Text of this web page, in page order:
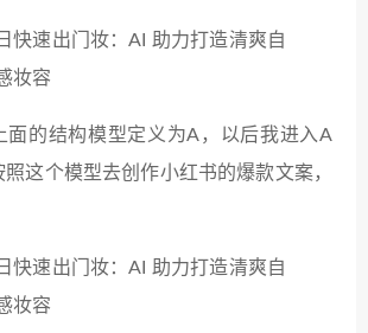
面的结构模型定义为A，以后我进入A
这个模型去创作小红书的爆款文案，